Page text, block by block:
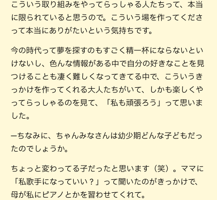
こういう取り組みをやってらっしゃる人たちって、本当
に限られていると思うので。こういう場を作ってくださ
って本当にありがたいという気持ちです。
今の時代って夢を探すのもすごく精一杯にならないとい
けないし、色んな情報がある中で自分の好きなことを見
つけることも凄く難しくなってきてる中で、こういうき
っかけを作ってくれる大人たちがいて、しかも楽しくや
ってらっしゃるのを見て、「私も頑張ろう」って思いま
した。
—ちなみに、ちゃんみなさんは幼少期どんな子どもだっ
たのでしょうか。
ちょっと変わってる子だったと思います（笑）。ママに
「私歌手になっていい？」って聞いたのがきっかけで、
母が私にピアノとかを習わせてくれて。